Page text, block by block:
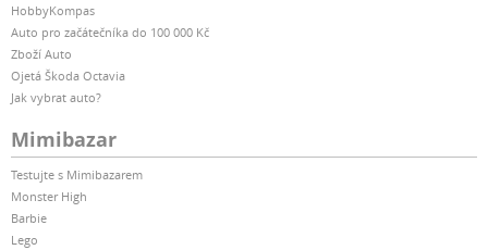
HobbyKompas
Auto pro začátečníka do 100 000 Kč
Zboží Auto
Ojetá Škoda Octavia
Jak vybrat auto?
Mimibazar
Testujte s Mimibazarem
Monster High
Barbie
Lego